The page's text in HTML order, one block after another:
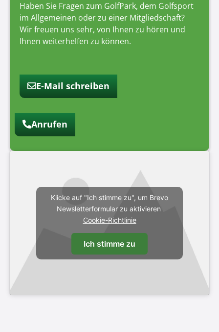
Haben Sie Fragen zum GolfPark, dem Golfsport
im Allgemeinen oder zu einer Mitgliedschaft?
Wir freuen uns sehr, von Ihnen zu hören und
Ihnen weiterhelfen zu können.
E-Mail schreiben
Anrufen
Klicke auf "Ich stimme zu", um Brevo
Newsletterformular zu aktivieren
Cookie-Richtlinie
Ich stimme zu